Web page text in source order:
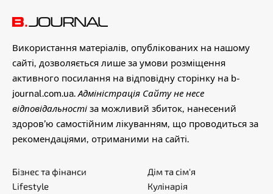
Використання матеріалів, опублікованих на нашому
сайті, дозволяється лише за умови розміщення
активного посилання на відповідну сторінку на b-
journal.com.ua. Адміністрація Сайту не несе
відповідальності за можливий збиток, нанесений
здоров’ю самостійним лікуванням, що проводиться за
рекомендаціями, отриманими на сайті.
Бізнес та фінанси
Lifestyle
Дім та сім'я
Кулінарія